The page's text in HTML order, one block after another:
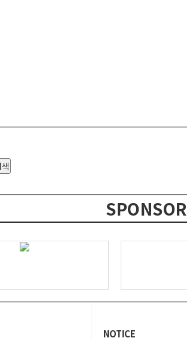
SPONSOR
NOTICE